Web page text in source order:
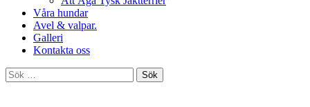
Våra hundar
Avel & valpar.
Galleri
Kontakta oss
Sök
efter: